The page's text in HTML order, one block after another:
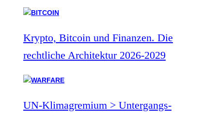
Krypto, Bitcoin und Finanzen. Die
rechtliche Architektur 2026-2029
UN-Klimagremium > Untergangs-